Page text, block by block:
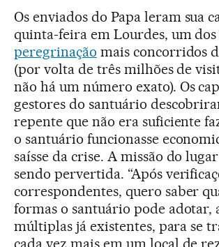
Os enviados do Papa leram sua
quinta-feira em Lourdes, um
peregrinação mais concorridos
(por volta de três milhões de
não há um número exato). Os
gestores do santuário
repente que não era suficiente
o santuário funcionasse
saísse da crise. A missão do
sendo pervertida. “Após
correspondentes, quero saber
formas o santuário pode adotar,
múltiplas já existentes, para se